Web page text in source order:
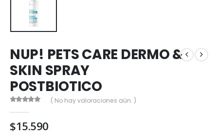
NUP! PETS CARE DERMO &
SKIN SPRAY
POSTBIOTICO
( No hay valoraciones aún. )
$15.590